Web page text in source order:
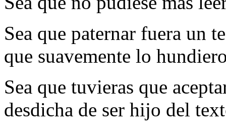
Sea que paternar fuera un
que suavemente lo
Sea que tuvieras que
desdicha de ser hijo del